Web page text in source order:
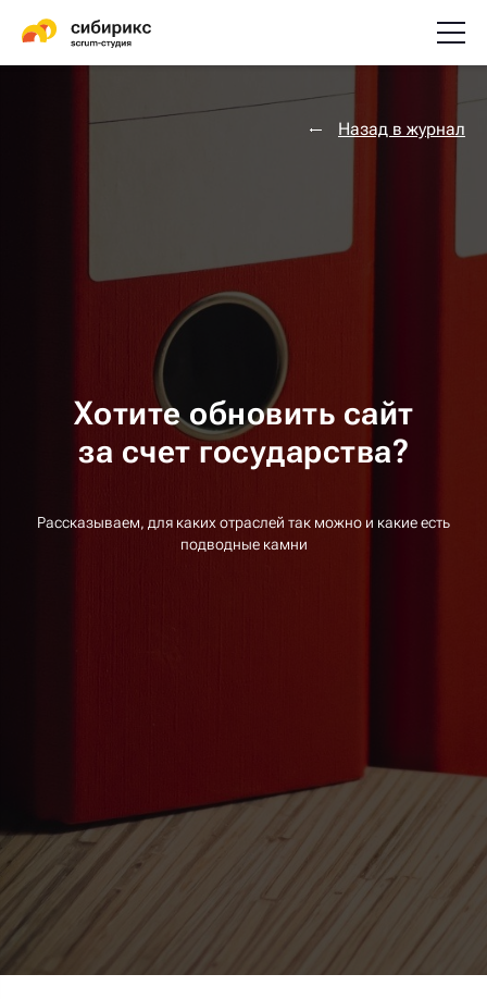
Назад в журнал
Хотите обновить сайт
за счет государства?
Рассказываем, для каких отраслей так можно и какие есть
подводные камни